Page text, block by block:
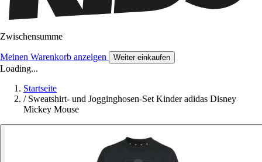
Zwischensumme
Meinen Warenkorb anzeigen Weiter einkaufen
Loading...
Startseite
/ Sweatshirt- und Jogginghosen-Set Kinder adidas Disney
Mickey Mouse